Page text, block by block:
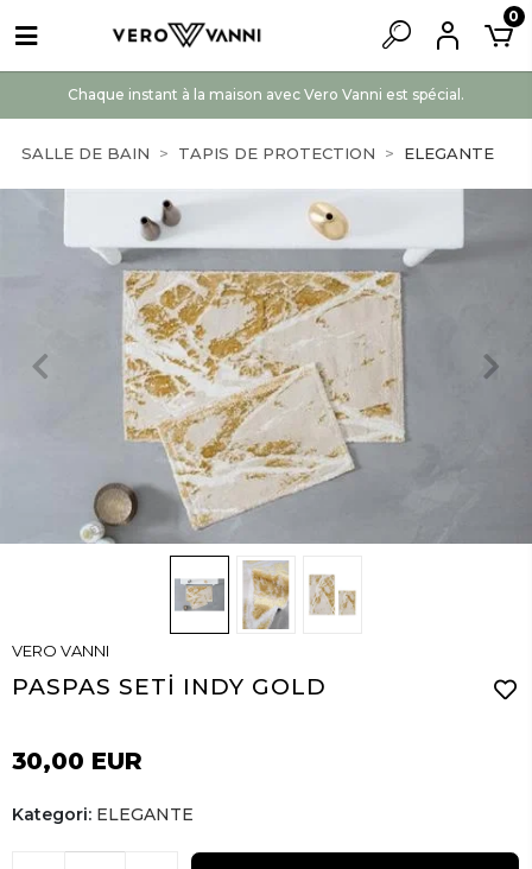
Chaque instant à la maison avec Vero Vanni est spécial.
0
SALLE DE BAIN TAPIS DE PROTECTION ELEGANTE
VERO VANNI
PASPAS SETİ INDY GOLD
30,00 EUR
Kategori: ELEGANTE